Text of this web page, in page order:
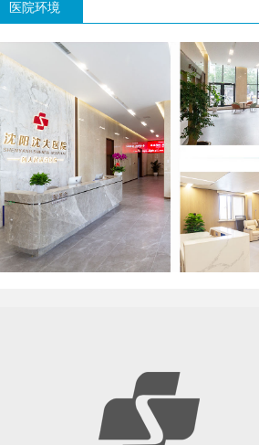
医院环境